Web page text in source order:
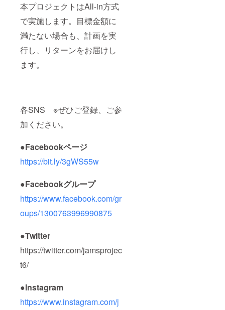
本プロジェクトはAll-in方式
で実施します。目標金額に
満たない場合も、計画を実
行し、リターンをお届けし
ます。
各SNS ※ぜひご登録、ご参
加ください。
●Facebookページ
https://bit.ly/3gWS55w
●Facebookグループ
https://www.facebook.com/gr
oups/1300763996990875
●Twitter
https://twitter.com/jamsprojec
t6/
●Instagram
https://www.instagram.com/j